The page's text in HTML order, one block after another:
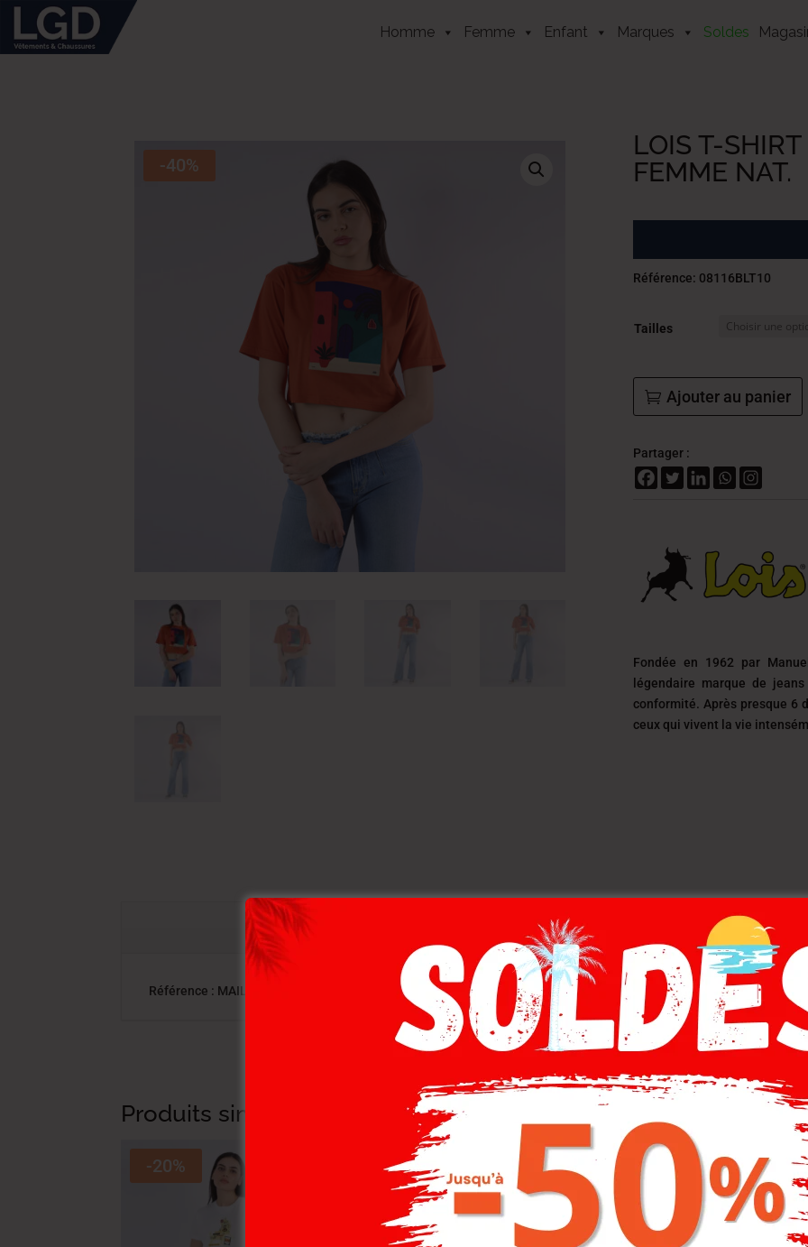
Homme Femme Enfant Marques Soldes
-40%
LOIS T-
FEMME NAT.
Référence: 08116BLT10
Tailles
Ajouter au panier
Partager :
Fondée en 1962 par
légendaire marque de
conformité. Après presque 6
ceux qui vivent la vie
Livraison Composition
Référence : MAILLE-16 ARETHA FEM NAT. | Catégorie : T-SHIRT MC FEM | couleur : orange
Produits similaires
-20% -20% -30%